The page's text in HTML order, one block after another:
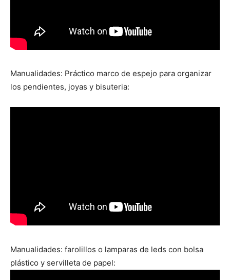
Manualidades: Práctico marco de espejo para organizar
los pendientes, joyas y bisuteria:
Manualidades: farolillos o lamparas de leds con bolsa
plástico y servilleta de papel: